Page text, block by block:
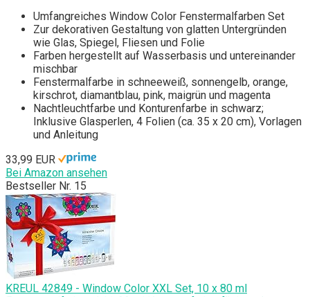
Umfangreiches Window Color Fenstermalfarben Set
Zur dekorativen Gestaltung von glatten Untergründen
wie Glas, Spiegel, Fliesen und Folie
Farben hergestellt auf Wasserbasis und untereinander
mischbar
Fenstermalfarbe in schneeweiß, sonnengelb, orange,
kirschrot, diamantblau, pink, maigrün und magenta
Nachtleuchtfarbe und Konturenfarbe in schwarz;
Inklusive Glasperlen, 4 Folien (ca. 35 x 20 cm), Vorlagen
und Anleitung
33,99 EUR
Bei Amazon ansehen
Bestseller Nr. 15
KREUL 42849 - Window Color XXL Set, 10 x 80 ml